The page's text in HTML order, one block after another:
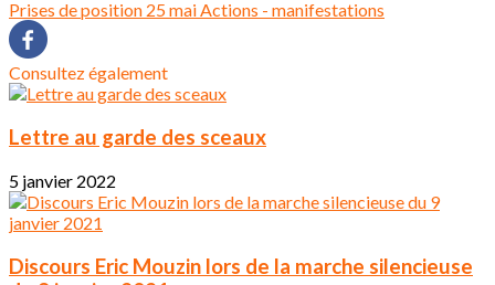
Prises de position 25 maiActions - manifestations
Consultez également
Lettre au garde des sceaux
5 janvier 2022
Discours Eric Mouzin lors de la marche silencieuse